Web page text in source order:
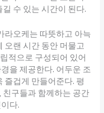
수 있는 시간이 된다.
라오케는 따뜻하고 아늑
오랜 시간 동안 머물고
적으로 구성되어 있어
을 제공한다. 어두운 조
겁게 만들어준다. 평
구들과 함께하는 공간
다.